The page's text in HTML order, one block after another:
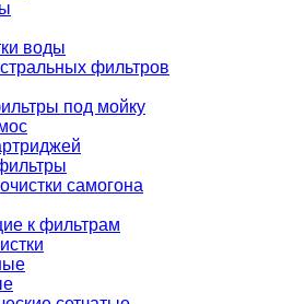
воды
фильтров
под мойку
самогона
к фильтрам